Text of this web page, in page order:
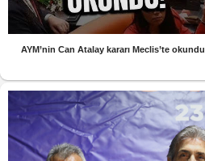
AYM’nin Can Atalay kararı Meclis’te okundu